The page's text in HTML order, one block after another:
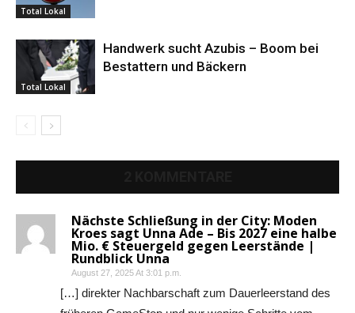
Total Lokal
Total Lokal
Handwerk sucht Azubis – Boom bei
Bestattern und Bäckern
Nächste Schließung in der City: Moden
Kroes sagt Unna Ade – Bis 2027 eine halbe
Mio. € Steuergeld gegen Leerstände |
Rundblick Unna
August 27, 2025 At 3:01 p.m.
[…] direkter Nachbarschaft zum Dauerleerstand des